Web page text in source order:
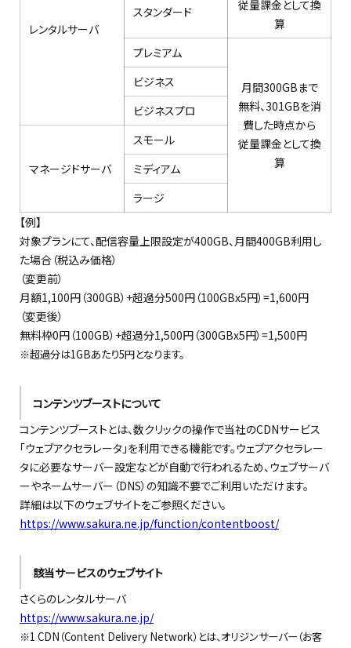
レンタルサーバ
従量課金として換
算
スタンダード
プレミアム
月間300GBまで
無料、301GBを消
費した時点から
従量課金として換
算
ビジネス
ビジネスプロ
マネージドサーバ
スモール
ミディアム
ラージ
【例】
対象プランにて、配信容量上限設定が400GB、月間400GB利用し
た場合（税込み価格）
（変更前）
月額1,100円（300GB）+超過分500円（100GBx5円）=1,600円
（変更後）
無料枠0円（100GB）+超過分1,500円（300GBx5円）=1,500円
※超過分は1GBあたり5円となります。
コンテンツブーストについて
コンテンツブーストとは、数クリックの操作で当社のCDNサービス
「ウェブアクセラレータ」を利用できる機能です。ウェブアクセラレー
タに必要なサーバー設定などが自動で行われるため、ウェブサーバ
ーやネームサーバー（DNS）の知識不要でご利用いただけます。
詳細は以下のウェブサイトをご参照ください。
https://www.sakura.ne.jp/function/contentboost/
該当サービスのウェブサイト
さくらのレンタルサーバ
https://www.sakura.ne.jp/
※1 CDN（Content Delivery Network）とは、オリジンサーバー（お客